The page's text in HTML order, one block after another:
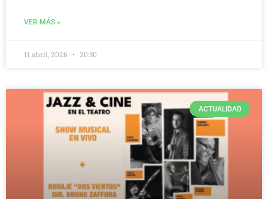
VER MÁS »
11 abril, 2026 20:30
ACTUALIDAD